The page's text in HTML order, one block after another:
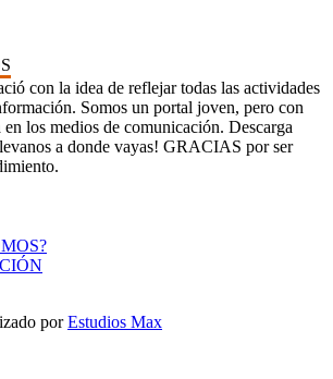
con la idea de reflejar todas las actividades
Somos un portal joven, pero con
en los medios de comunicación. Descarga
a donde vayas! GRACIAS por ser
porEstudios Max